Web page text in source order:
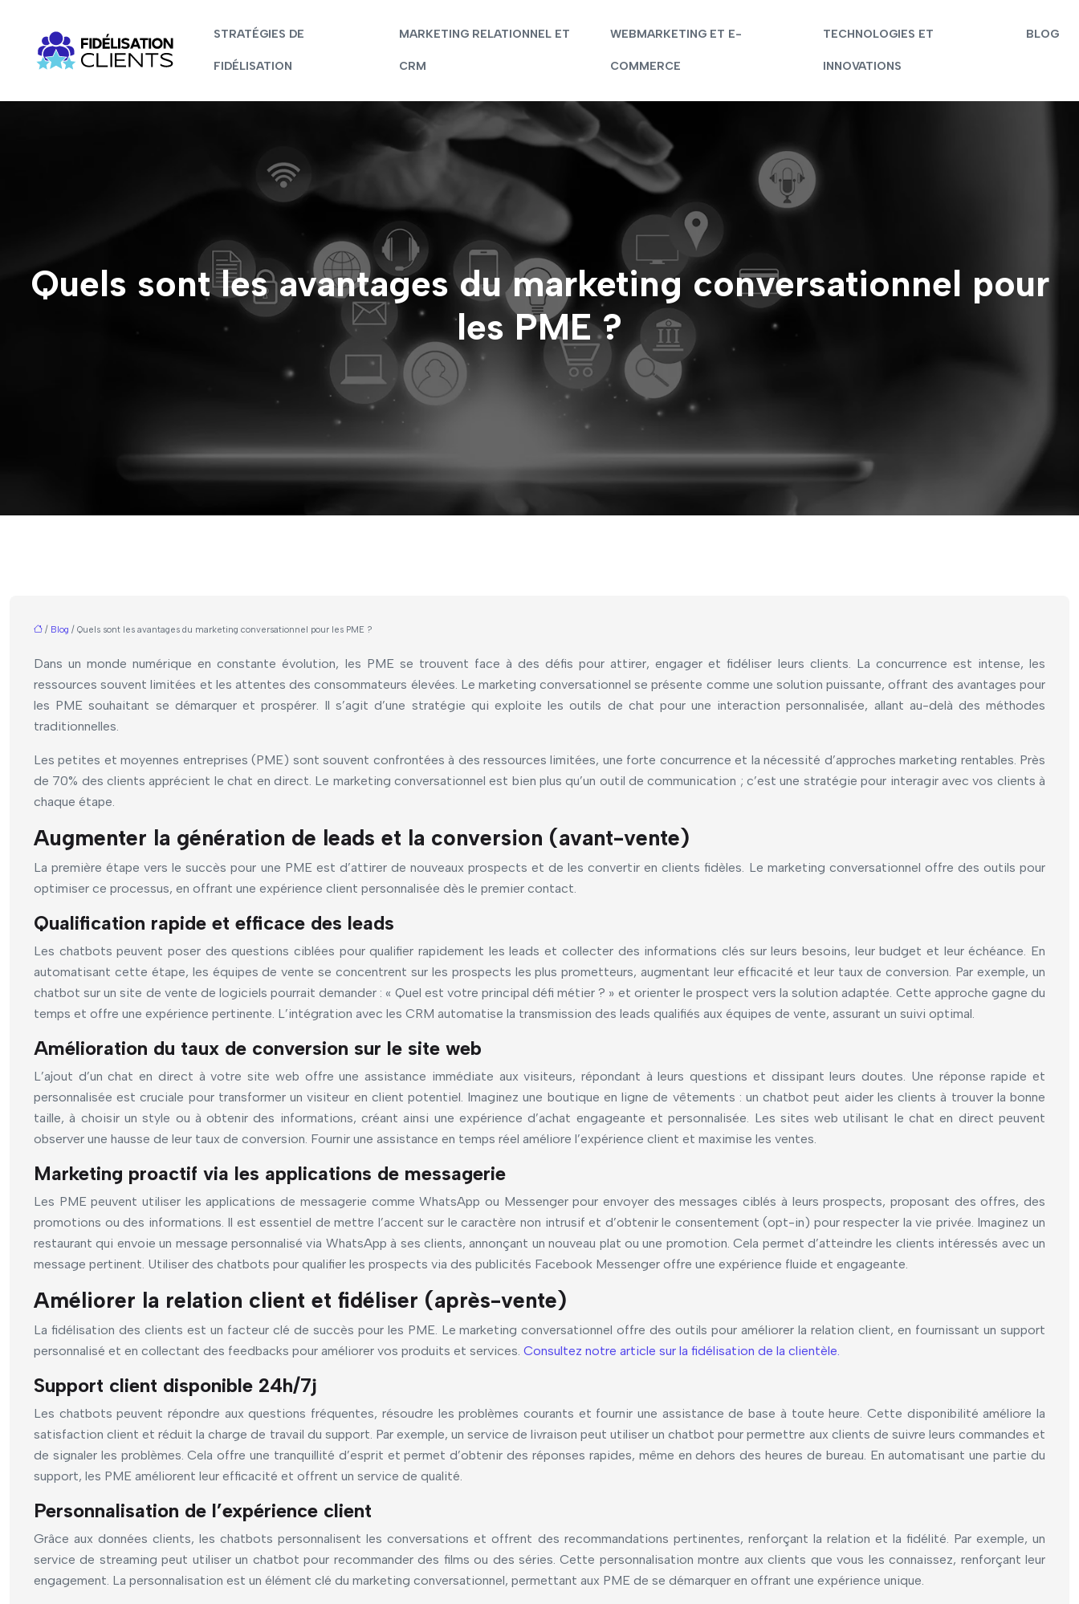
STRATÉGIES DE
FIDÉLISATION
MARKETING RELATIONNEL ET
CRM
WEBMARKETING ET E-
COMMERCE
TECHNOLOGIES ET
INNOVATIONS
BLOG
Quels sont les avantages du marketing conversationnel pour
les PME ?
/ Blog / Quels sont les avantages du marketing conversationnel pour les PME ?
Dans un monde numérique en constante évolution, les PME se trouvent face à des défis pour attirer, engager et fidéliser leurs clients. La concurrence est intense, les
ressources souvent limitées et les attentes des consommateurs élevées. Le marketing conversationnel se présente comme une solution puissante, offrant des avantages pour
les PME souhaitant se démarquer et prospérer. Il s’agit d’une stratégie qui exploite les outils de chat pour une interaction personnalisée, allant au-delà des méthodes
traditionnelles.
Les petites et moyennes entreprises (PME) sont souvent confrontées à des ressources limitées, une forte concurrence et la nécessité d’approches marketing rentables. Près
de 70% des clients apprécient le chat en direct. Le marketing conversationnel est bien plus qu’un outil de communication ; c’est une stratégie pour interagir avec vos clients à
chaque étape.
Augmenter la génération de leads et la conversion (avant-vente)
La première étape vers le succès pour une PME est d’attirer de nouveaux prospects et de les convertir en clients fidèles. Le marketing conversationnel offre des outils pour
optimiser ce processus, en offrant une expérience client personnalisée dès le premier contact.
Qualification rapide et efficace des leads
Les chatbots peuvent poser des questions ciblées pour qualifier rapidement les leads et collecter des informations clés sur leurs besoins, leur budget et leur échéance. En
automatisant cette étape, les équipes de vente se concentrent sur les prospects les plus prometteurs, augmentant leur efficacité et leur taux de conversion. Par exemple, un
chatbot sur un site de vente de logiciels pourrait demander : « Quel est votre principal défi métier ? » et orienter le prospect vers la solution adaptée. Cette approche gagne du
temps et offre une expérience pertinente. L’intégration avec les CRM automatise la transmission des leads qualifiés aux équipes de vente, assurant un suivi optimal.
Amélioration du taux de conversion sur le site web
L’ajout d’un chat en direct à votre site web offre une assistance immédiate aux visiteurs, répondant à leurs questions et dissipant leurs doutes. Une réponse rapide et
personnalisée est cruciale pour transformer un visiteur en client potentiel. Imaginez une boutique en ligne de vêtements : un chatbot peut aider les clients à trouver la bonne
taille, à choisir un style ou à obtenir des informations, créant ainsi une expérience d’achat engageante et personnalisée. Les sites web utilisant le chat en direct peuvent
observer une hausse de leur taux de conversion. Fournir une assistance en temps réel améliore l’expérience client et maximise les ventes.
Marketing proactif via les applications de messagerie
Les PME peuvent utiliser les applications de messagerie comme WhatsApp ou Messenger pour envoyer des messages ciblés à leurs prospects, proposant des offres, des
promotions ou des informations. Il est essentiel de mettre l’accent sur le caractère non intrusif et d’obtenir le consentement (opt-in) pour respecter la vie privée. Imaginez un
restaurant qui envoie un message personnalisé via WhatsApp à ses clients, annonçant un nouveau plat ou une promotion. Cela permet d’atteindre les clients intéressés avec un
message pertinent. Utiliser des chatbots pour qualifier les prospects via des publicités Facebook Messenger offre une expérience fluide et engageante.
Améliorer la relation client et fidéliser (après-vente)
La fidélisation des clients est un facteur clé de succès pour les PME. Le marketing conversationnel offre des outils pour améliorer la relation client, en fournissant un support
personnalisé et en collectant des feedbacks pour améliorer vos produits et services. Consultez notre article sur la fidélisation de la clientèle.
Support client disponible 24h/7j
Les chatbots peuvent répondre aux questions fréquentes, résoudre les problèmes courants et fournir une assistance de base à toute heure. Cette disponibilité améliore la
satisfaction client et réduit la charge de travail du support. Par exemple, un service de livraison peut utiliser un chatbot pour permettre aux clients de suivre leurs commandes et
de signaler les problèmes. Cela offre une tranquillité d’esprit et permet d’obtenir des réponses rapides, même en dehors des heures de bureau. En automatisant une partie du
support, les PME améliorent leur efficacité et offrent un service de qualité.
Personnalisation de l’expérience client
Grâce aux données clients, les chatbots personnalisent les conversations et offrent des recommandations pertinentes, renforçant la relation et la fidélité. Par exemple, un
service de streaming peut utiliser un chatbot pour recommander des films ou des séries. Cette personnalisation montre aux clients que vous les connaissez, renforçant leur
engagement. La personnalisation est un élément clé du marketing conversationnel, permettant aux PME de se démarquer en offrant une expérience unique.